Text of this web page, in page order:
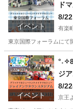
イベント
ド
8/22
有楽
東京国際フォーラムにて
東京 千代田区
イベント
ジ
ェ
8/
京王